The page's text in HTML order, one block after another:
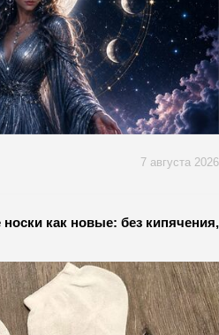
7 августа 2026
как новые: без кипячения,